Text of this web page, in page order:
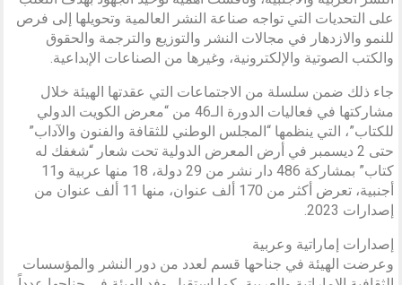
على التحديات التي تواجه صناعة النشر العالمية وتحويلها إلى فرص
للنمو والازدهار في مجالات النشر والتوزيع والترجمة والحقوق
والكتب الصوتية والإلكترونية، وغيرها من الصناعات الإبداعية.
جاء ذلك ضمن سلسلة من الاجتماعات التي عقدتها الهيئة خلال
مشاركتها في فعاليات الدورة الـ46 من “معرض الكويت الدولي
للكتاب”، التي ينظمها “المجلس الوطني للثقافة والفنون والآداب”
حتى 2 ديسمبر في أرض المعرض الدولية تحت شعار “شغفك له
كتاب” بمشاركة 486 دار نشر من 29 دولة، 18 منها عربية و11
أجنبية، تعرض أكثر من 170 ألف عنوان، منها 11 ألف عنوان من
إصدارات 2023.
إصدارات إماراتية وعربية
وعرضت الهيئة في جناحها قسم لعدد من دور النشر والمؤسسات